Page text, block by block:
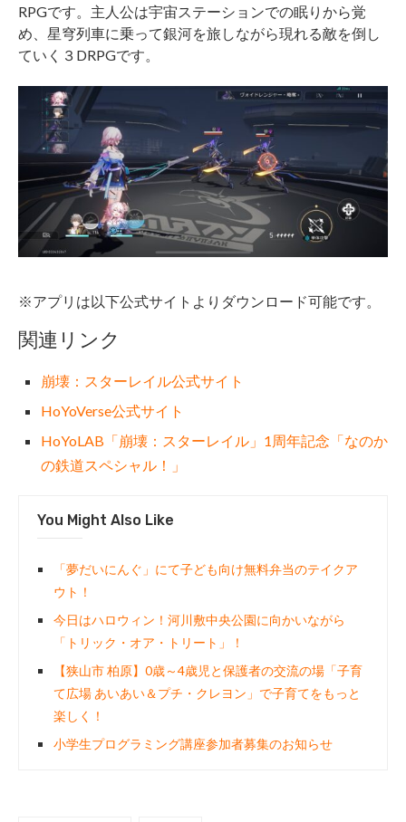
RPGです。主人公は宇宙ステーションでの眠りから覚
め、星穹列車に乗って銀河を旅しながら現れる敵を倒し
ていく３DRPGです。
※アプリは以下公式サイトよりダウンロード可能です。
関連リンク
崩壊：スターレイル公式サイト
HoYoVerse公式サイト
HoYoLAB「崩壊：スターレイル」1周年記念「なのか
の鉄道スペシャル！」
You Might Also Like
「夢だいにんぐ」にて子ども向け無料弁当のテイクア
ウト！
今日はハロウィン！河川敷中央公園に向かいながら
「トリック・オア・トリート」！
【狭山市 柏原】0歳～4歳児と保護者の交流の場「子育
て広場 あいあい＆プチ・クレヨン」で子育てをもっと
楽しく！
小学生プログラミング講座参加者募集のお知らせ